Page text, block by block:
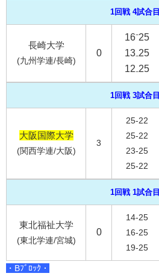
1回戦 4試合目
長崎大学
(九州学連/長崎)
0
16⁻25
13₋25
12₋25
1回戦 3試合目
大阪国際大学
(関西学連/大阪)
3
25-22
25-22
23-25
25-22
1回戦 1試合目
東北福祉大学
(東北学連/宮城)
0
14-25
16-25
19-25
・Bﾌﾞﾛｯｸ・